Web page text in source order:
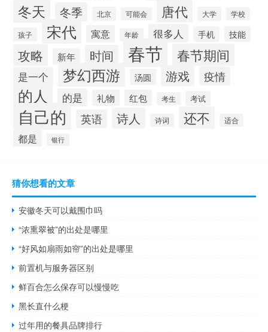
冬天 冬季 北京 可能会 唐代 大学 学校
孩子 宋代 寓意 年龄 很多人 手机 技能
攻略 新年 时间 春节 春节期间
是一个 梦幻西游 汤圆 游戏 疫情
的人 的是 礼物 红包 考生 考试
自己的 英语 诗人 诗词 还不 适合
都是 银行
猜你想看的文章
安徽冬天可以戴围巾吗
“浓熏翠被”的出处是哪里
“好风如扇雨如帘”的出处是哪里
前置机与服务器区别
鲜百合怎么保存可以慢慢吃
黑长直什么梗
过年用的餐具品牌排行